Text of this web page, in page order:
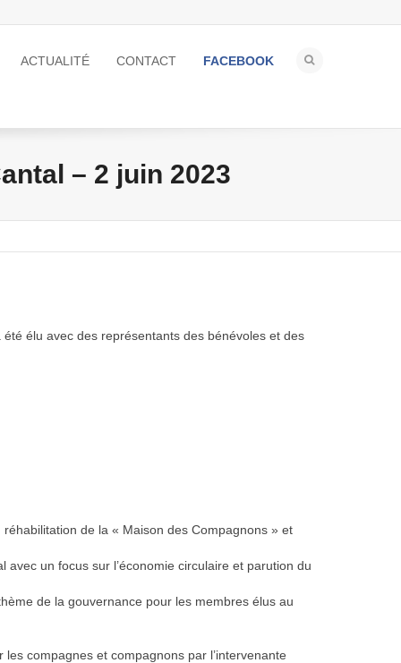
ACTUALITÉ CONTACT FACEBOOK
– 2 juin 2023
élu avec des représentants des bénévoles et des
de la « Maison des Compagnons » et
un focus sur l’économie circulaire et parution du
de la gouvernance pour les membres élus au
compagnes et compagnons par l’intervenante